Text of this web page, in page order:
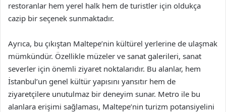
restoranlar hem yerel halk hem de turistler için oldukça
cazip bir seçenek sunmaktadır.
Ayrıca, bu çıkıştan Maltepe’nin kültürel yerlerine de ulaşmak
mümkündür. Özellikle müzeler ve sanat galerileri, sanat
severler için önemli ziyaret noktalarıdır. Bu alanlar, hem
İstanbul’un genel kültür yapısını yansıtır hem de
ziyaretçilere unutulmaz bir deneyim sunar. Metro ile bu
alanlara erişimi sağlaması, Maltepe’nin turizm potansiyelini